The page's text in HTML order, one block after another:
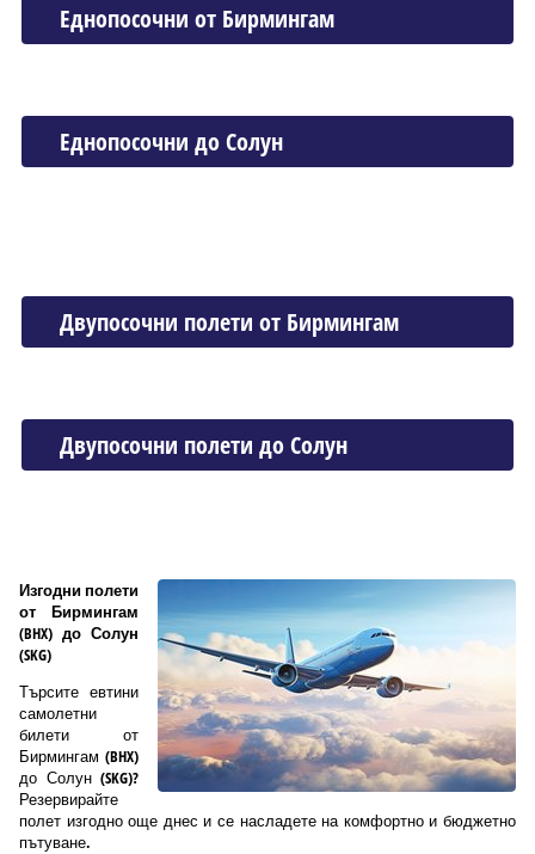
Еднопосочни от Бирмингам
Еднопосочни до Солун
Двупосочни полети от Бирмингам
Двупосочни полети до Солун
Изгодни полети
от Бирмингам
(BHX) до Солун
(SKG)
Търсите евтини
самолетни
билети от
Бирмингам (BHX)
до Солун (SKG)?
Резервирайте
полет изгодно още днес и се насладете на комфортно и бюджетно
пътуване.